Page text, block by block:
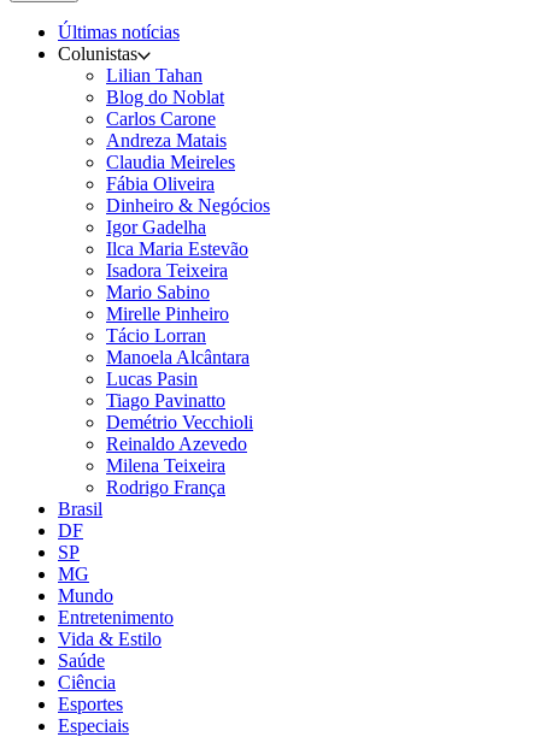
Últimas notícias
Colunistas
Lilian Tahan
Blog do Noblat
Carlos Carone
Andreza Matais
Claudia Meireles
Fábia Oliveira
Dinheiro & Negócios
Igor Gadelha
Ilca Maria Estevão
Isadora Teixeira
Mario Sabino
Mirelle Pinheiro
Tácio Lorran
Manoela Alcântara
Lucas Pasin
Tiago Pavinatto
Demétrio Vecchioli
Reinaldo Azevedo
Milena Teixeira
Rodrigo França
Brasil
DF
SP
MG
Mundo
Entretenimento
Vida & Estilo
Saúde
Ciência
Esportes
Especiais